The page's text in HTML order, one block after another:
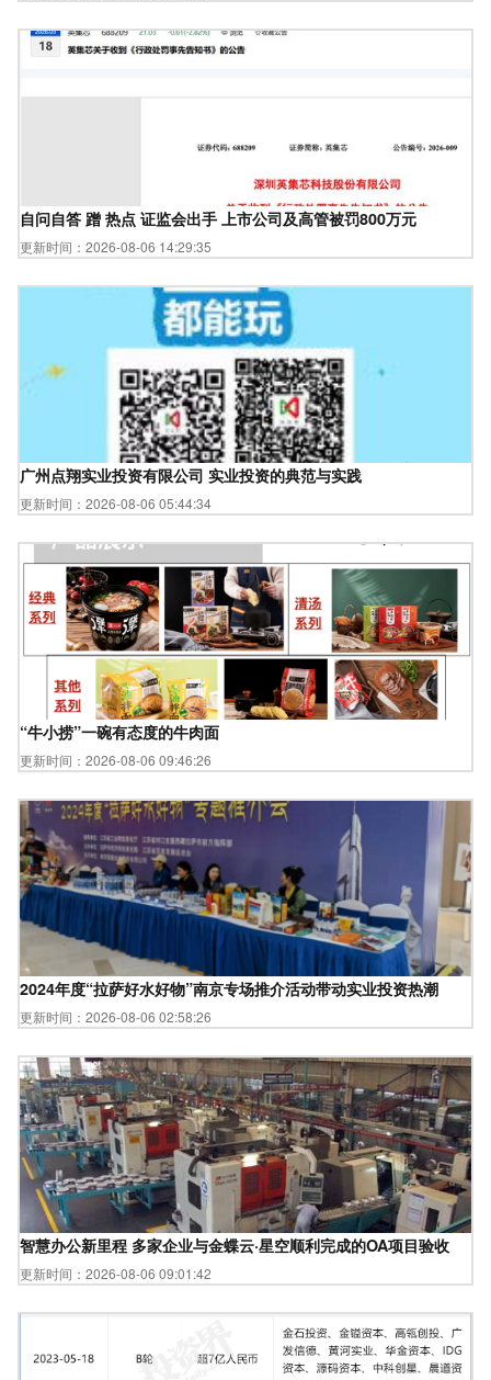
自问自答 蹭 热点 证监会出手 上市公司及高管被罚800万元
更新时间：2026-08-06 14:29:35
广州点翔实业投资有限公司 实业投资的典范与实践
更新时间：2026-08-06 05:44:34
“牛小捞”一碗有态度的牛肉面
更新时间：2026-08-06 09:46:26
2024年度“拉萨好水好物”南京专场推介活动带动实业投资热潮
更新时间：2026-08-06 02:58:26
智慧办公新里程 多家企业与金蝶云·星空顺利完成的OA项目验收
更新时间：2026-08-06 09:01:42